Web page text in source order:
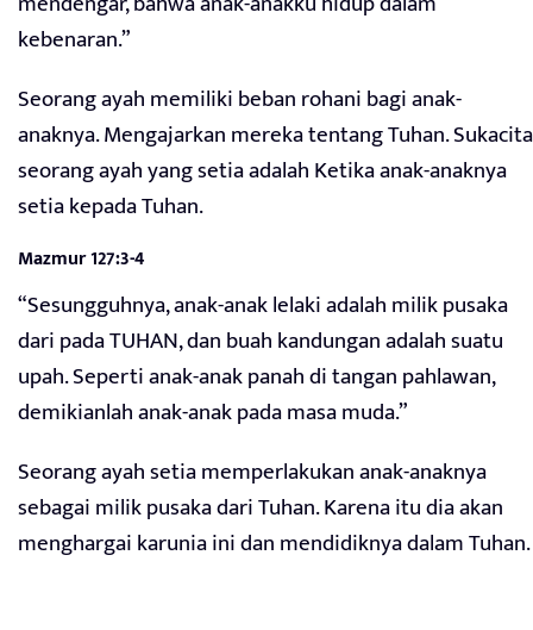
kebenaran.”
Seorang ayah memiliki beban rohani bagi anak-
anaknya. Mengajarkan mereka tentang Tuhan. Sukacita
seorang ayah yang setia adalah Ketika anak-anaknya
setia kepada Tuhan.
Mazmur 127:3-4
“Sesungguhnya, anak-anak lelaki adalah milik pusaka
dari pada TUHAN, dan buah kandungan adalah suatu
upah. Seperti anak-anak panah di tangan pahlawan,
demikianlah anak-anak pada masa muda.”
Seorang ayah setia memperlakukan anak-anaknya
sebagai milik pusaka dari Tuhan. Karena itu dia akan
menghargai karunia ini dan mendidiknya dalam Tuhan.